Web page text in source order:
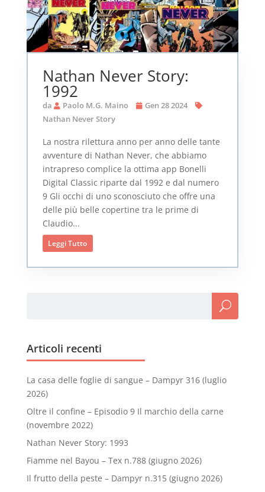
Nathan Never Story:
1992
da Paolo M.G. Maino
Gen 28 2024
Nathan Never Story
La nostra rilettura anno per anno delle tante
avventure di Nathan Never, che abbiamo
intrapreso complice la ottima app Bonelli
Digital Classic riparte dal 1992 e dal numero
9 Gli occhi di uno sconosciuto che offre una
delle più belle copertine tra le prime di
Claudio...
Leggi Tutto
Articoli recenti
La casa delle foglie di sangue – Dampyr 316 (luglio
2026)
Oltre il confine – Episodio 9 Il marchio della carne
(novembre 2022)
Nathan Never Story: 1993
Fiamme nel Bayou – Tex n.788 (giugno 2026)
Il frutto della peste – Dampyr n.315 (giugno 2026)